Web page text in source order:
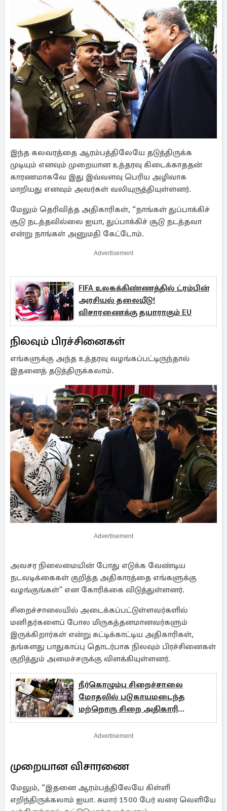
இந்த கலவரத்தை ஆரம்பத்திலேயே தடுத்திருக்க
முடியும் எனவும் முறையான உத்தரவு கிடைக்காததன்
காரணமாகவே இது இவ்வளவு பெரிய அழிவாக
மாறியது எனவும் அவர்கள் வலியுருத்தியுள்ளனர்.
மேலும் தெரிவித்த அதிகாரிகள், “நாங்கள் துப்பாக்கிச்
சூடு நடத்தவில்லை ஐயா, துப்பாக்கிச் சூடு நடத்தவா
என்று நாங்கள் அனுமதி கேட்டோம்.
Advertisement
FIFA உலகக்கிண்ணத்தில் ட்ரம்பின்
அரசியல் தலையீடு!
விசாரணைக்கு தயாராகும் EU
நிலவும் பிரச்சினைகள்
எங்களுக்கு அந்த உத்தரவு வழங்கப்பட்டிருந்தால்
இதனைத் தடுத்திருக்கலாம்.
Advertisement
அவசர நிலைமையின் போது எடுக்க வேண்டிய
நடவடிக்கைகள் குறித்த அதிகாரத்தை எங்களுக்கு
வழங்குங்கள்" என கோரிக்கை விடுத்துள்ளனர்.
சிறைச்சாலையில் அடைக்கப்பட்டுள்ளவர்களில்
மனிதர்களைப் போல மிருகத்தனமானவர்களும்
இருக்கிறார்கள் என்று சுட்டிக்காட்டிய அதிகாரிகள்,
தங்களது பாதுகாப்பு தொடர்பாக நிலவும் பிரச்சினைகள்
குறித்தும் அமைச்சருக்கு விளக்கியுள்ளனர்.
நீர்கொழும்பு சிறைச்சாலை
மோதலில் படுகாயமடைந்த
மற்றொரு சிறை அதிகாரி
உயிரிழப்பு
Advertisement
முறையான விசாரணை
மேலும், “இதனை ஆரம்பத்திலேயே கிள்ளி
எறிந்திருக்கலாம் ஐயா. சுமார் 1500 பேர் வரை வெளியே